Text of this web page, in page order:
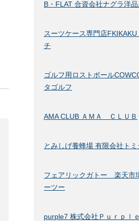
B・FLAT 合資会社ナグラ洋
スーツケース専門店
チ
ゴルフ用ロストボール
タゴルフ
AMA CLUB ＡＭＡ ＣＬＵＢ
とみしげ養蜂場 有限会社ト
フェアリックガトー 楽天市
ーツー
purple7 株式会社Ｐｕｒｐｌ